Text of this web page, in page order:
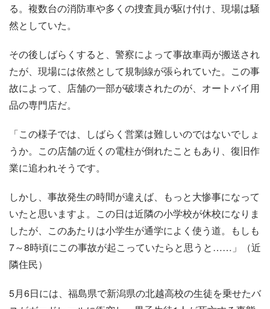
る。複数台の消防車や多くの捜査員が駆け付け、現場は騒
然としていた。
その後しばらくすると、警察によって事故車両が搬送され
たが、現場には依然として規制線が張られていた。この事
故によって、店舗の一部が破壊されたのが、オートバイ用
品の専門店だ。
「この様子では、しばらく営業は難しいのではないでしょ
うか。この店舗の近くの電柱が倒れたこともあり、復旧作
業に追われそうです。
しかし、事故発生の時間が違えば、もっと大惨事になって
いたと思いますよ。この日は近隣の小学校が休校になりま
したが、このあたりは小学生が通学によく使う道。もしも
7～8時頃にこの事故が起こっていたらと思うと……」（近
隣住民）
5月6日には、福島県で新潟県の北越高校の生徒を乗せたバ